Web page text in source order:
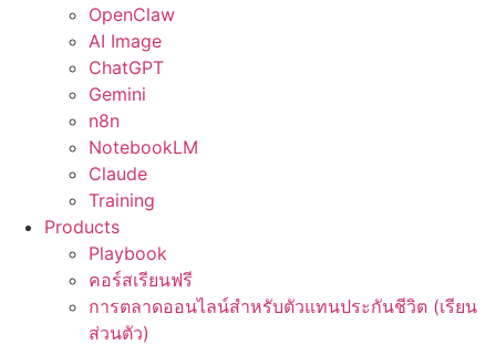
OpenClaw
AI Image
ChatGPT
Gemini
n8n
NotebookLM
Claude
Training
Products
Playbook
คอร์สเรียนฟรี
การตลาดออนไลน์สำหรับตัวแทนประกันชีวิต (เรียน
ส่วนตัว)